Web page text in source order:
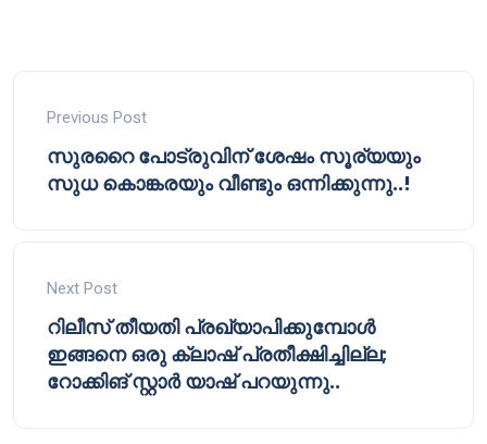
Previous Post
സുരറൈ പോട്രുവിന് ശേഷം സൂര്യയും
സുധ കൊങ്കരയും വീണ്ടും ഒന്നിക്കുന്നു..!
Next Post
റിലീസ് തീയതി പ്രഖ്യാപിക്കുമ്പോൾ
ഇങ്ങനെ ഒരു ക്ലാഷ് പ്രതീക്ഷിച്ചില്ല;
റോക്കിങ് സ്റ്റാർ യാഷ് പറയുന്നു..